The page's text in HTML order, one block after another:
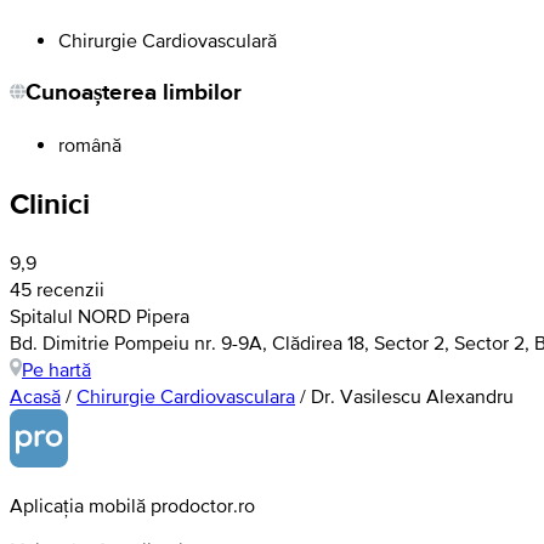
Chirurgie Cardiovasculară
Cunoașterea limbilor
română
Clinici
9,9
45 recenzii
Spitalul NORD Pipera
Bd. Dimitrie Pompeiu nr. 9-9A, Clădirea 18, Sector 2, Sector 2,
Pe hartă
Acasă / Chirurgie Cardiovasculara / Dr. Vasilescu Alexandru
Aplicația mobilă prodoctor.ro